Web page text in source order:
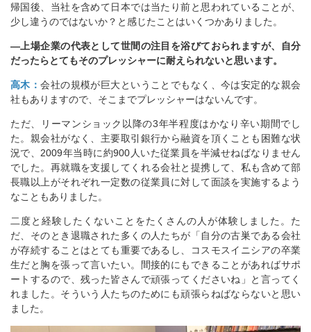
帰国後、当社を含めて日本では当たり前と思われていることが、
少し違うのではないか？と感じたことはいくつかありました。
―上場企業の代表として世間の注目を浴びておられますが、自分
だったらとてもそのプレッシャーに耐えられないと思います。
高木：会社の規模が巨大ということでもなく、今は安定的な親会
社もありますので、そこまでプレッシャーはないんです。
ただ、リーマンショック以降の3年半程度はかなり辛い期間でし
た。親会社がなく、主要取引銀行から融資を頂くことも困難な状
況で、2009年当時に約900人いた従業員を半減せねばなりません
でした。再就職を支援してくれる会社と提携して、私も含めて部
長職以上がそれぞれ一定数の従業員に対して面談を実施するよう
なこともありました。
二度と経験したくないことをたくさんの人が体験しました。た
だ、そのとき退職された多くの人たちが「自分の古巣である会社
が存続することはとても重要であるし、コスモスイニシアの卒業
生だと胸を張って言いたい。間接的にもできることがあればサポ
ートするので、残った皆さんで頑張ってくださいね」と言ってく
れました。そういう人たちのためにも頑張らねばならないと思い
ました。